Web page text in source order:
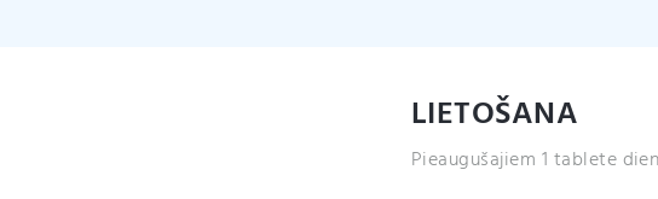
LIETOŠANA
Pieaugušajiem 1 tablete